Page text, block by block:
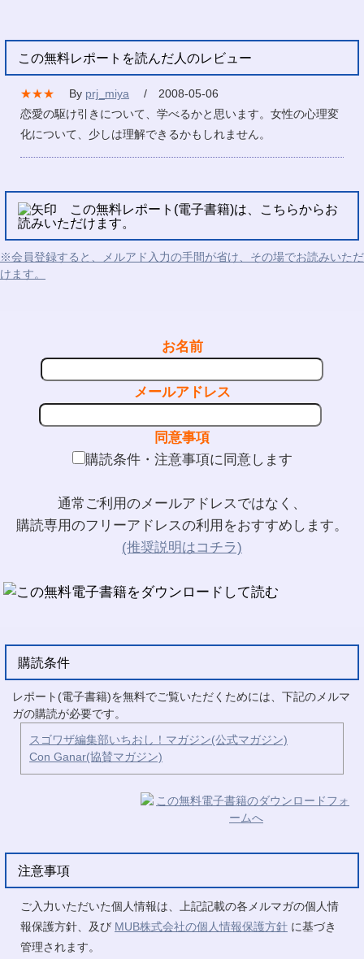
この無料レポートを読んだ人のレビュー
★★★ By prj_miya
/ 2008-05-06
恋愛の駆け引きについて、学べるかと思います。女性の心理変
化について、少しは理解できるかもしれません。
この無料レポート(電子書籍)は、こちらからお
読みいただけます。
※会員登録すると、メルアド入力の手間が省け、その場でお読みいただ
けます。
お名前
メールアドレス
同意事項
購読条件・注意事項に同意します
通常ご利用のメールアドレスではなく、
購読専用のフリーアドレスの利用をおすすめします。
(推奨説明はコチラ)
購読条件
レポート(電子書籍)を無料でご覧いただくためには、下記のメルマ
ガの購読が必要です。
スゴワザ編集部いちおし！マガジン(公式マガジン)
Con Ganar(協賛マガジン)
注意事項
ご入力いただいた個人情報は、上記記載の各メルマガの個人情
報保護方針、及び MUB株式会社の個人情報保護方針 に基づき
管理されます。